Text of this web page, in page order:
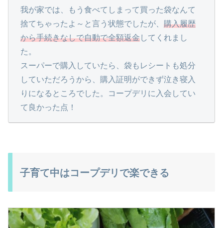
我が家では、もう食べてしまって買った袋なんて
捨てちゃったよ～と言う状態でしたが、 購入履歴
から手続きなしで自動で全額返金してくれまし
た。
スーパーで購入していたら、袋もレシートも処分
していただろうから、購入証明ができず泣き寝入
りになるところでした。コープデリに入会してい
て良かった点！
子育て中はコープデリで楽できる